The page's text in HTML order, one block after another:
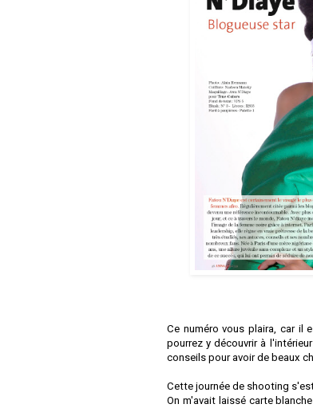
Ce numéro vous plaira, car il
pourrez y découvrir à
conseils pour avoir de beaux
Cette journée de shooting
On m'avait laissé carte